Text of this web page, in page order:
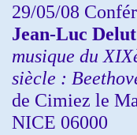
29/05/08
Jean-Luc Delut
musique du
siècle :
de Cimiez le
NICE 06000